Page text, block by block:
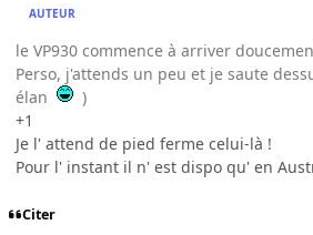
AUTEUR
le VP930 commence à arriver
Perso, j'attends un peu et je saute
élan
)
+1
Je l' attend de pied ferme celui-là !
Pour l' instant il n' est dispo qu' en
Citer